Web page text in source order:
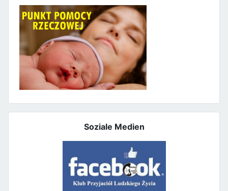
Soziale Medien